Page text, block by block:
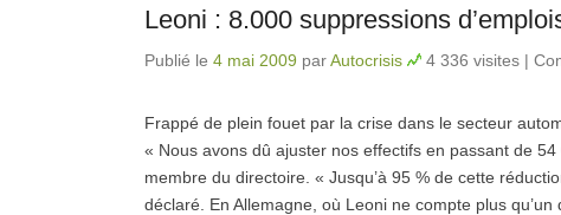
Leoni : 8.000 suppressions
Publié le 4 mai 2009 parAutocrisis 4 336 visites |
Frappé de plein fouet par la crise dans le secteur
« Nous avons dû ajuster nos effectifs en passant de
membre du directoire. « Jusqu’à 95 % de cette
déclaré. En Allemagne, où Leoni ne compte plus